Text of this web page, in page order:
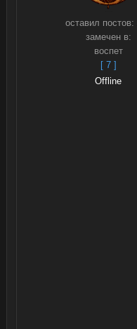
оставил постов:
замечен в:
воспет
[ 7 ]
Offline